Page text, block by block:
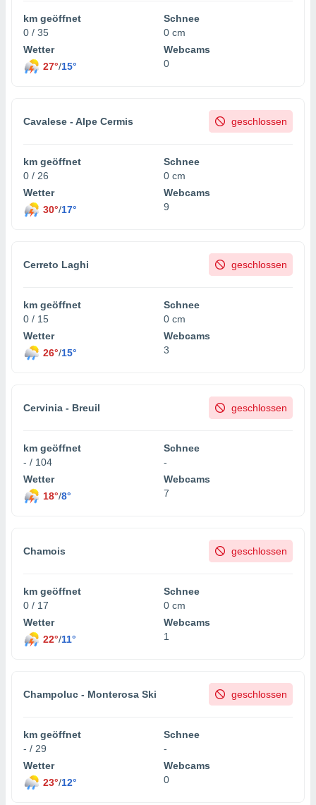
km geöffnet
0 / 35
Schnee
0 cm
Wetter
27°/15°
Webcams
0
Cavalese - Alpe Cermis geschlossen
km geöffnet
0 / 26
Schnee
0 cm
Wetter
30°/17°
Webcams
9
Cerreto Laghi geschlossen
km geöffnet
0 / 15
Schnee
0 cm
Wetter
26°/15°
Webcams
3
Cervinia - Breuil geschlossen
km geöffnet
- / 104
Schnee
-
Wetter
18°/8°
Webcams
7
Chamois geschlossen
km geöffnet
0 / 17
Schnee
0 cm
Wetter
22°/11°
Webcams
1
Champoluc - Monterosa Ski geschlossen
km geöffnet
- / 29
Schnee
-
Wetter
23°/12°
Webcams
0